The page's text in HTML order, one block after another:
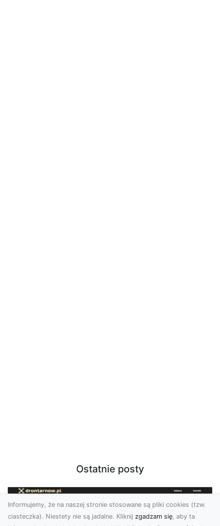
Ostatnie posty
Informujemy, że na naszej stronie stosowane są pliki cookies (tzw.
ciasteczka). Niestety nie są jadalne. Kliknij zgadzam się, aby ta